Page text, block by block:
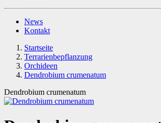
News
Kontakt
Startseite
Terrarienbepflanzung
Orchideen
Dendrobium crumenatum
Dendrobium crumenatum